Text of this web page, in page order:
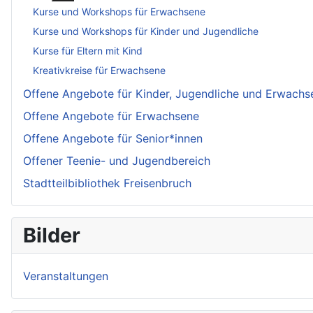
Kurse und Workshops für Erwachsene
Kurse und Workshops für Kinder und Jugendliche
Kurse für Eltern mit Kind
Kreativkreise für Erwachsene
Offene Angebote für Kinder, Jugendliche und
Offene Angebote für Erwachsene
Offene Angebote für Senior*innen
Offener Teenie- und Jugendbereich
Stadtteilbibliothek Freisenbruch
Bilder
Veranstaltungen